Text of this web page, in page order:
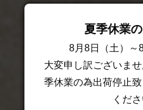
夏季休業
8月8日（土）～
大変申し訳ございま
季休業の為出荷停止
くださ